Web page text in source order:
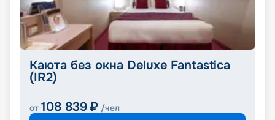
Каюта без окна Deluxe Fantastica
(IR2)
от 108 839 ₽ /чел